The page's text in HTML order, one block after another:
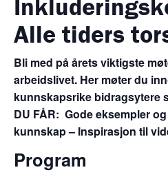
Alle tiders
Bli med på årets viktigste
arbeidslivet. Her møter du
kunnskapsrike bidragsytere
DU FÅR: Gode eksempler
kunnskap – Inspirasjon til
Program